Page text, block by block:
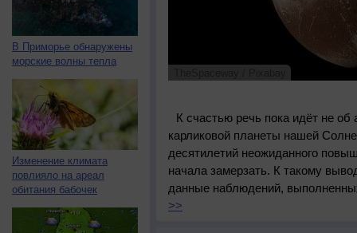
В Приморье обнаружены
морские волны тепла
Изменение климата
повлияло на ареал
обитания бабочек
К счастью речь пока идёт не
карликовой планеты нашей
десятилетий неожиданного
начала замерзать. К такому
данные наблюдений,
>>